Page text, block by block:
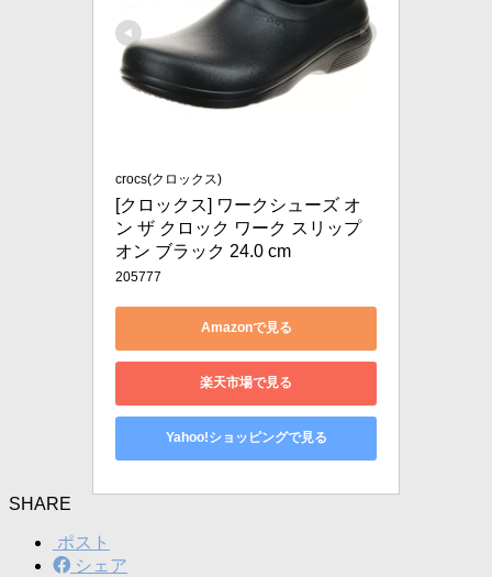
crocs(クロックス)
[クロックス] ワークシューズ オ
ン ザ クロック ワーク スリップ
オン ブラック 24.0 cm
205777
Amazonで見る
楽天市場で見る
Yahoo!ショッピングで見る
SHARE
ポスト
シェア